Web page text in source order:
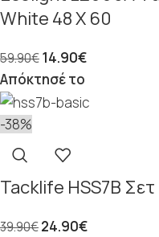
White 48 Χ 60
59.90€14.90€
Απόκτησέ το
-38%
Tacklife HSS7B
39.90€24.90€